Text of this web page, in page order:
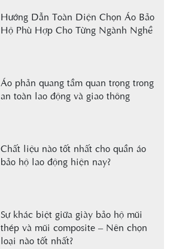
Hướng Dẫn Toàn Diện Chọn Áo Bảo
Hộ Phù Hợp Cho Từng Ngành Nghề
Áo phản quang tầm quan trọng trong
an toàn lao động và giao thông
Chất liệu nào tốt nhất cho quần áo
bảo hộ lao động hiện nay?
Sự khác biệt giữa giày bảo hộ mũi
thép và mũi composite – Nên chọn
loại nào tốt nhất?